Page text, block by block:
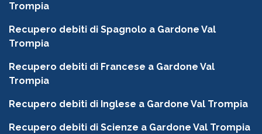
Trompia
Recupero debiti di Spagnolo a Gardone Val
Trompia
Recupero debiti di Francese a Gardone Val
Trompia
Recupero debiti di Inglese a Gardone Val Trompia
Recupero debiti di Scienze a Gardone Val Trompia